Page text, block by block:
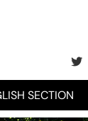
SECTION